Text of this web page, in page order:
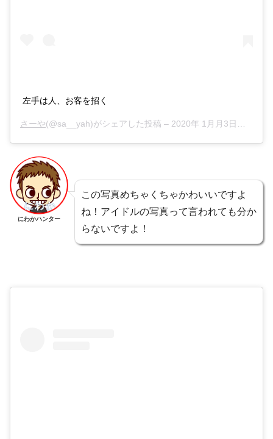
左手は人、お客を招く
さーや(@sa__yah)がシェアした投稿 – 2020年 1月月3日午前6時17分PST
にわかハンター
この写真めちゃくちゃかわいいですよ
ね！アイドルの写真って言われても分か
らないですよ！